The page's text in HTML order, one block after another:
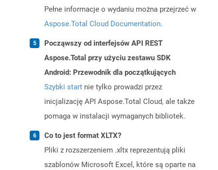
Pełne informacje o wydaniu można przejrzeć w
Aspose.Total Cloud Documentation.
Począwszy od interfejsów API REST
Aspose.Total przy użyciu zestawu SDK
Android: Przewodnik dla początkujących
Szybki start nie tylko prowadzi przez
inicjalizację API Aspose.Total Cloud, ale także
pomaga w instalacji wymaganych bibliotek.
Co to jest format XLTX?
Pliki z rozszerzeniem .xltx reprezentują pliki
szablonów Microsoft Excel, które są oparte na